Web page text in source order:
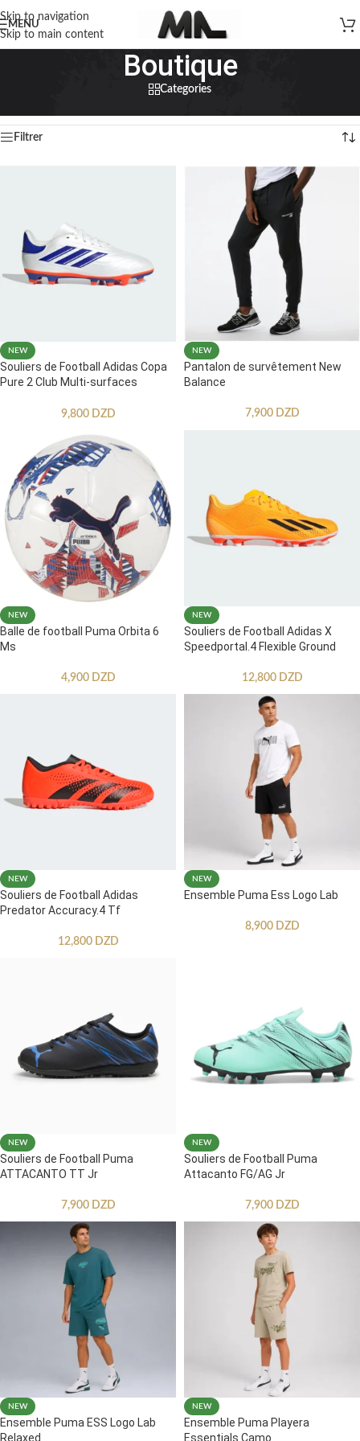
Skip to navigation
Skip to main content
MENU
Boutique
Categories
Filtrer
NEW
Souliers de Football Adidas Copa
Pure 2 Club Multi-surfaces
9,800 DZD
NEW
Pantalon de survêtement New
Balance
7,900 DZD
NEW
Balle de football Puma Orbita 6
Ms
4,900 DZD
NEW
Souliers de Football Adidas X
Speedportal.4 Flexible Ground
12,800 DZD
NEW
Souliers de Football Adidas
Predator Accuracy.4 Tf
12,800 DZD
NEW
Ensemble Puma Ess Logo Lab
8,900 DZD
NEW
Souliers de Football Puma
ATTACANTO TT Jr
7,900 DZD
NEW
Souliers de Football Puma
Attacanto FG/AG Jr
7,900 DZD
NEW
Ensemble Puma ESS Logo Lab
Relaxed
NEW
Ensemble Puma Playera
Essentials Camo